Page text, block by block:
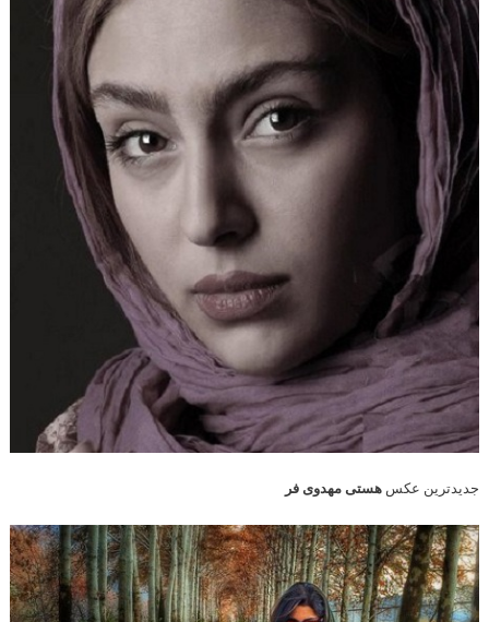
جدیدترین عکس هستی مهدوی فر